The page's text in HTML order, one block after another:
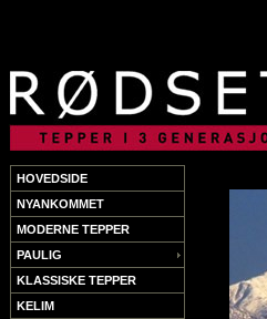
HOVEDSIDE
NYANKOMMET
MODERNE TEPPER
PAULIG
KLASSISKE TEPPER
KELIM